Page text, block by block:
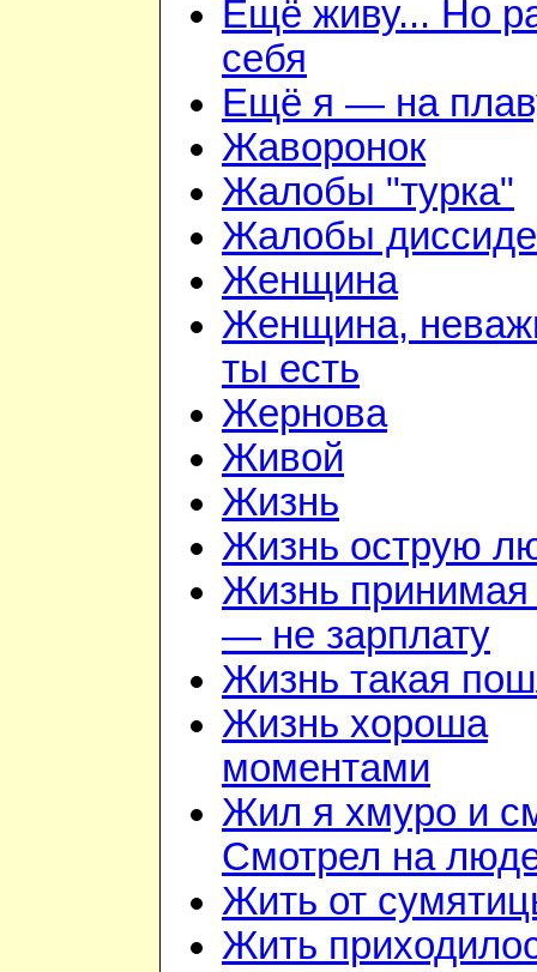
Ещё живу... Но
себя
Ещё я — на
Жаворонок
Жалобы "турка"
Жалобы
Женщина
Женщина,
ты есть
Жернова
Живой
Жизнь
Жизнь острую
Жизнь принимая
— не зарплату
Жизнь такая
Жизнь хороша
моментами
Жил я хмуро и
Смотрел на
Жить от
Жить